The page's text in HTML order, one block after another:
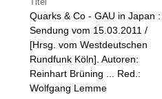
Quarks & Co - GAU in Japan :
Sendung vom 15.03.2011 /
[Hrsg. vom Westdeutschen
Rundfunk Köln]. Autoren:
Reinhart Brüning ... Red.:
Wolfgang Lemme